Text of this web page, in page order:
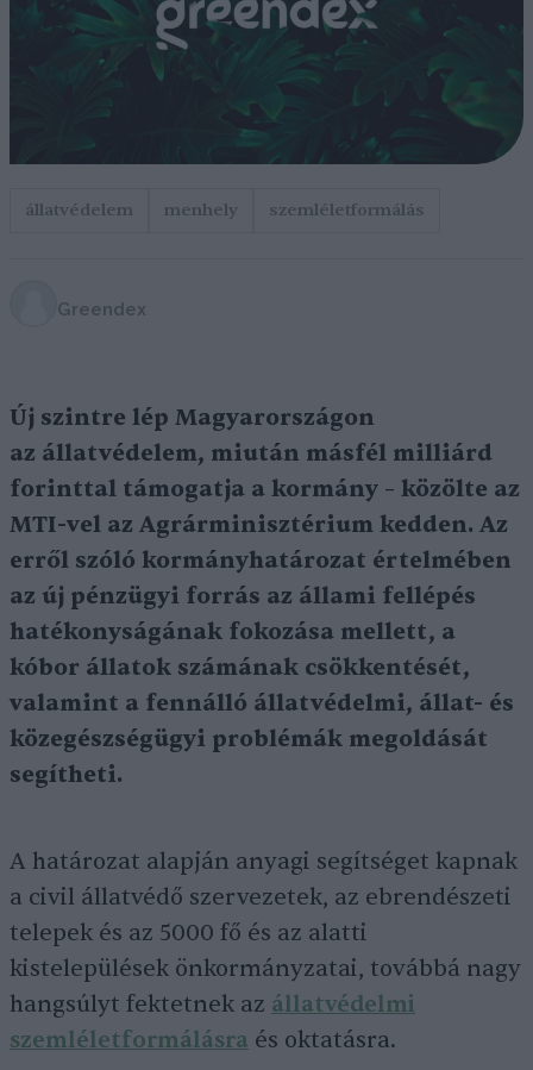
állatvédelem menhely szemléletformálás
Greendex
Új szintre lép Magyarországon
az állatvédelem, miután másfél milliárd
forinttal támogatja a kormány – közölte az
MTI-vel az Agrárminisztérium kedden. Az
erről szóló kormányhatározat értelmében
az új pénzügyi forrás az állami fellépés
hatékonyságának fokozása mellett, a
kóbor állatok számának csökkentését,
valamint a fennálló állatvédelmi, állat- és
közegészségügyi problémák megoldását
segítheti.
A határozat alapján anyagi segítséget kapnak
a civil állatvédő szervezetek, az ebrendészeti
telepek és az 5000 fő és az alatti
kistelepülések önkormányzatai, továbbá nagy
hangsúlyt fektetnek az állatvédelmi
szemléletformálásra és oktatásra.